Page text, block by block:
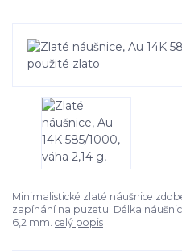
Minimalistické zlaté náušnice
zapínání na puzetu. Délka
6,2 mm. celý popis